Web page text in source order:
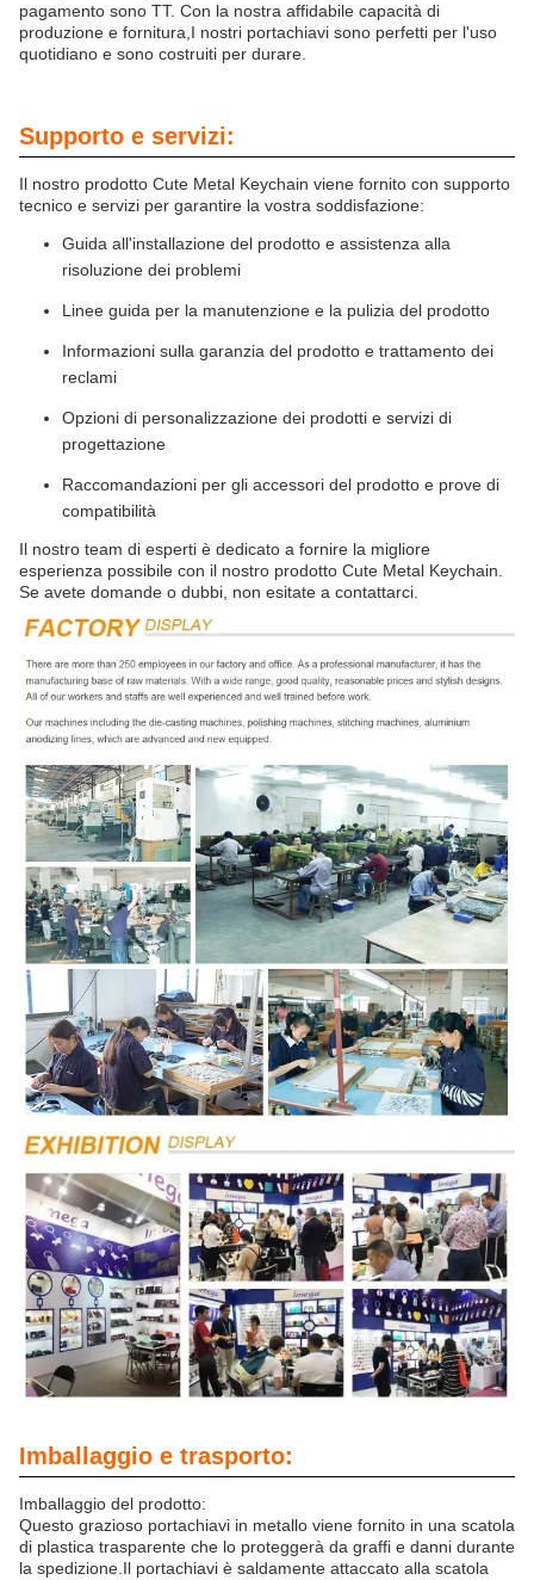
pagamento sono TT. Con la nostra affidabile capacità di
produzione e fornitura,I nostri portachiavi sono perfetti per l'uso
quotidiano e sono costruiti per durare.
Supporto e servizi:
Il nostro prodotto Cute Metal Keychain viene fornito con supporto
tecnico e servizi per garantire la vostra soddisfazione:
Guida all'installazione del prodotto e assistenza alla
risoluzione dei problemi
Linee guida per la manutenzione e la pulizia del prodotto
Informazioni sulla garanzia del prodotto e trattamento dei
reclami
Opzioni di personalizzazione dei prodotti e servizi di
progettazione
Raccomandazioni per gli accessori del prodotto e prove di
compatibilità
Il nostro team di esperti è dedicato a fornire la migliore
esperienza possibile con il nostro prodotto Cute Metal Keychain.
Se avete domande o dubbi, non esitate a contattarci.
Imballaggio e trasporto:
Imballaggio del prodotto:
Questo grazioso portachiavi in metallo viene fornito in una scatola
di plastica trasparente che lo proteggerà da graffi e danni durante
la spedizione.Il portachiavi è saldamente attaccato alla scatola